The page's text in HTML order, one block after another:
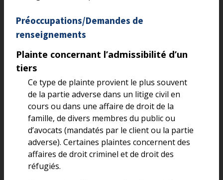
Préoccupations/Demandes de
renseignements
Plainte concernant l’admissibilité d’un
tiers
Ce type de plainte provient le plus souvent
de la partie adverse dans un litige civil en
cours ou dans une affaire de droit de la
famille, de divers membres du public ou
d’avocats (mandatés par le client ou la partie
adverse). Certaines plaintes concernent des
affaires de droit criminel et de droit des
réfugiés.